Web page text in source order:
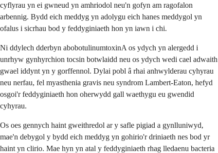
cyflyrau yn ei gwneud yn amhriodol neu'n gofyn am ragofalon
arbennig. Bydd eich meddyg yn adolygu eich hanes meddygol yn
ofalus i sicrhau bod y feddyginiaeth hon yn iawn i chi.
Ni ddylech dderbyn abobotulinumtoxinA os ydych yn alergedd i
unrhyw gynhyrchion tocsin botwlaidd neu os ydych wedi cael adwaith
gwael iddynt yn y gorffennol. Dylai pobl â rhai anhwylderau cyhyrau
neu nerfau, fel myasthenia gravis neu syndrom Lambert-Eaton, hefyd
osgoi'r feddyginiaeth hon oherwydd gall waethygu eu gwendid
cyhyrau.
Os oes gennych haint gweithredol ar y safle pigiad a gynlluniwyd,
mae'n debygol y bydd eich meddyg yn gohirio'r driniaeth nes bod yr
haint yn clirio. Mae hyn yn atal y feddyginiaeth rhag lledaenu bacteria